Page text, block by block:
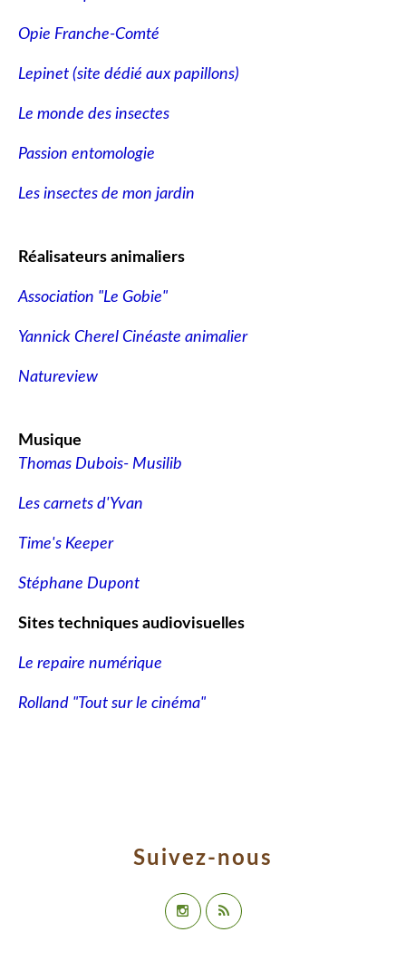
Suivez-nous
Opie Franche-Comté
Lepinet (site dédié aux papillons)
Le monde des insectes
Passion entomologie
Les insectes de mon jardin
Réalisateurs animaliers
Association "Le Gobie"
Yannick Cherel Cinéaste animalier
Natureview
Musique
Thomas Dubois- Musilib
Les carnets d'Yvan
Time's Keeper
Stéphane Dupont
Sites techniques audiovisuelles
Le repaire numérique
Rolland "Tout sur le cinéma"